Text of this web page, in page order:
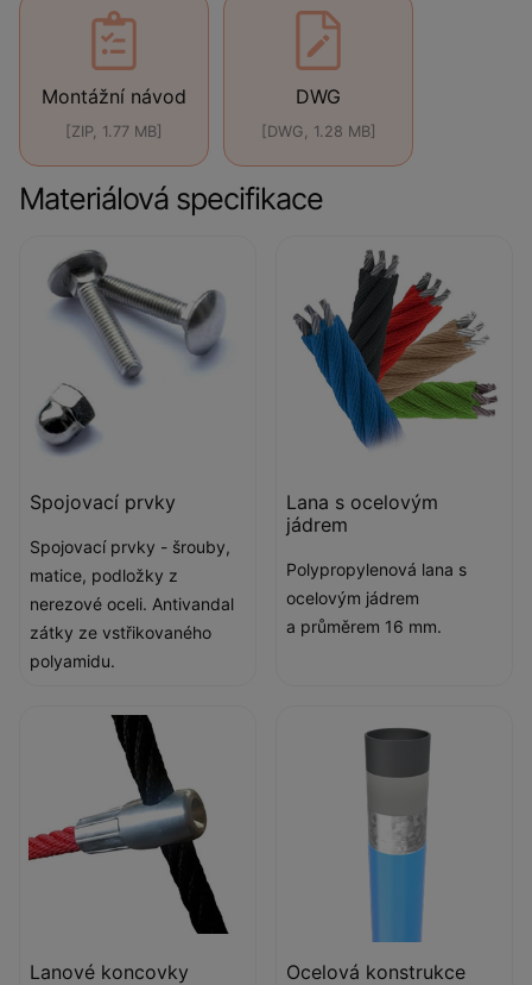
Montážní návod
[ZIP, 1.77 MB]
DWG
[DWG, 1.28 MB]
Materiálová specifikace
Spojovací prvky
Spojovací prvky - šrouby,
matice, podložky z
nerezové oceli. Antivandal
zátky ze vstřikovaného
polyamidu.
Lana s ocelovým
jádrem
Polypropylenová lana s
ocelovým jádrem
a průměrem 16 mm.
Lanové koncovky Ocelová konstrukce